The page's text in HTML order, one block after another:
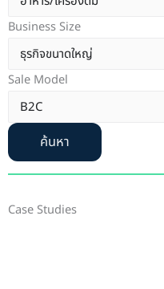
Business Size
Sale Model
ค้นหา
Case Studies